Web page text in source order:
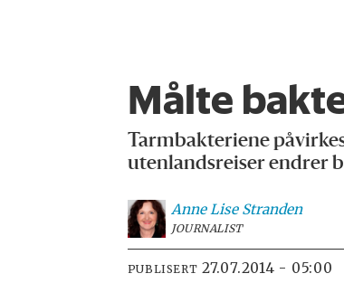
Målte
Tarmbakteriene
utenlandsreiser endrer
Anne Lise Stranden
JOURNALIST
PUBLISERT 27.07.2014 - 05:00